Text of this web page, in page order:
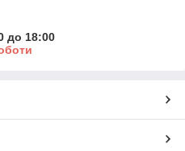
до 18:00